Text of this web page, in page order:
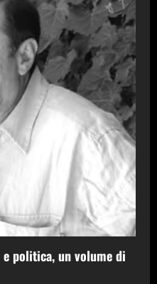
politica, un volume di